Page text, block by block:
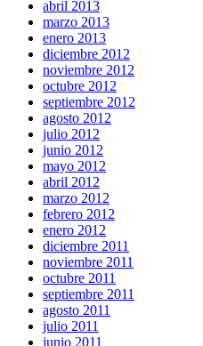
abril 2013
marzo 2013
enero 2013
diciembre 2012
noviembre 2012
octubre 2012
septiembre 2012
agosto 2012
julio 2012
junio 2012
mayo 2012
abril 2012
marzo 2012
febrero 2012
enero 2012
diciembre 2011
noviembre 2011
octubre 2011
septiembre 2011
agosto 2011
julio 2011
junio 2011